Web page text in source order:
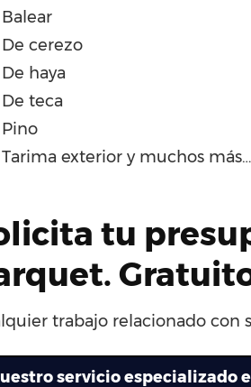
Balear
De cerezo
De haya
De teca
Pino
Tarima exterior y muchos más…
tu
trabajo relacionado con
servicio especializado